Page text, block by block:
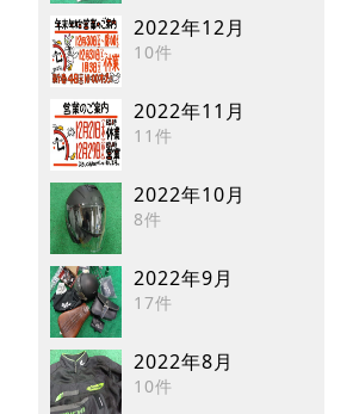
2022年12月
10件
2022年11月
11件
2022年10月
8件
2022年9月
17件
2022年8月
10件